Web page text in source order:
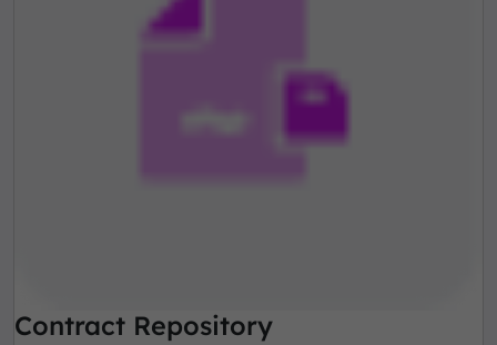
Contract Repository